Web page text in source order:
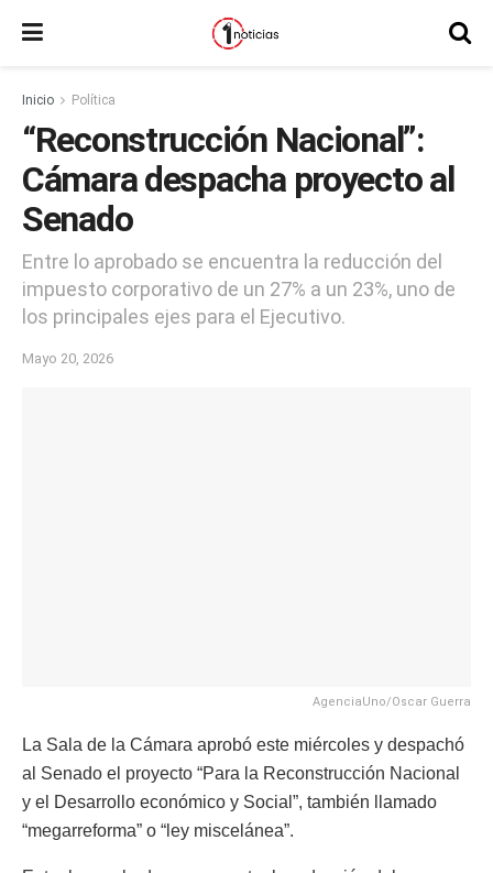
Inicio Política
“Reconstrucción Nacional”:
Cámara despacha proyecto al
Senado
Entre lo aprobado se encuentra la reducción del
impuesto corporativo de un 27% a un 23%, uno de
los principales ejes para el Ejecutivo.
Mayo 20, 2026
AgenciaUno/Oscar Guerra
La Sala de la Cámara aprobó este miércoles y despachó
al Senado el proyecto “Para la Reconstrucción Nacional
y el Desarrollo económico y Social”, también llamado
“megarreforma” o “ley miscelánea”.